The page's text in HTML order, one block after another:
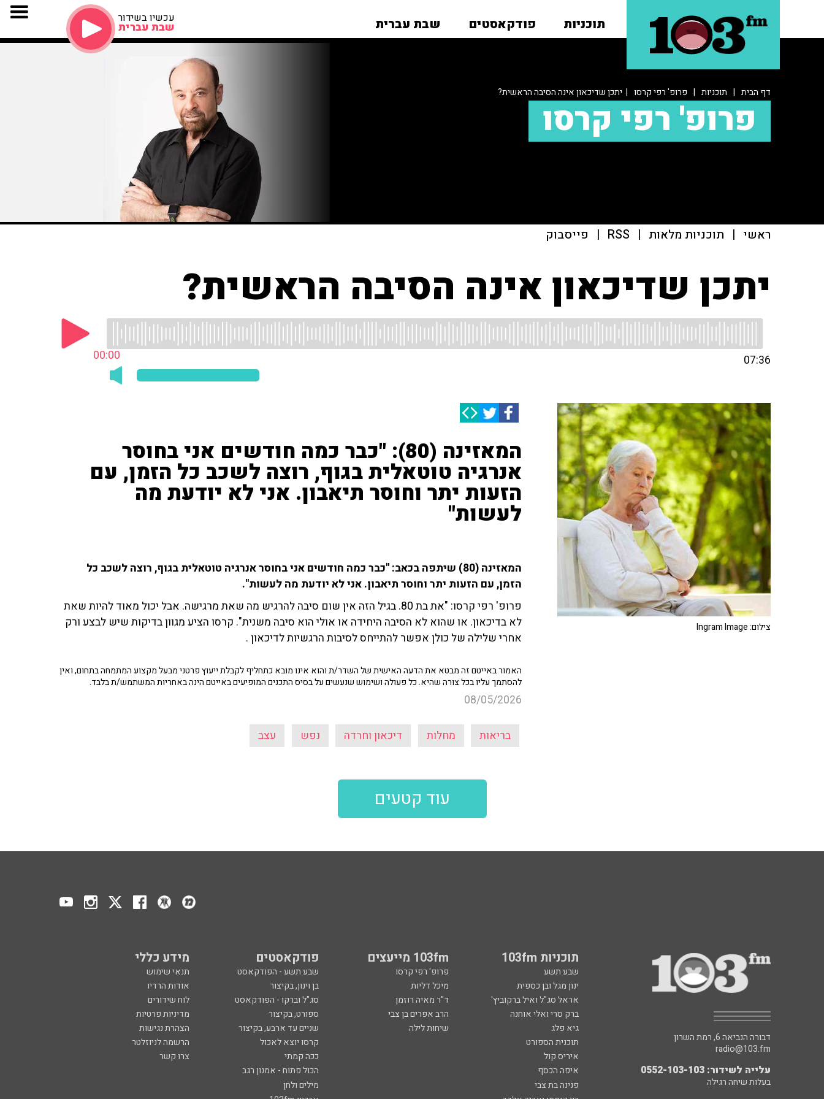
תוכניות פודקאסטים שבת עברית עכשיו בשידור
שבת עברית
דף הבית | תוכניות | פרופ' רפי קרסו | יתכן שדיכאון אינה הסיבה הראשית?
פרופ' רפי קרסו
ראשי | תוכניות מלאות |
RSS
| פייסבוק
יתכן שדיכאון אינה הסיבה הראשית?
00:00 07:36
המאזינה (80): "כבר כמה חודשים אני בחוסר
אנרגיה טוטאלית בגוף, רוצה לשכב כל הזמן, עם
הזעות יתר וחוסר תיאבון. אני לא יודעת מה
לעשות"
המאזינה (80) שיתפה בכאב: "כבר כמה חודשים אני בחוסר אנרגיה טוטאלית בגוף, רוצה לשכב כל
הזמן, עם הזעות יתר וחוסר תיאבון. אני לא יודעת מה לעשות".
פרופ' רפי קרסו: "את בת 80. בגיל הזה אין שום סיבה להרגיש מה שאת מרגישה. אבל יכול מאוד להיות שאת
לא בדיכאון. או שהוא לא הסיבה היחידה או אולי הוא סיבה משנית". קרסו הציע מגוון בדיקות שיש לבצע ורק
אחרי שלילה של כולן אפשר להתייחס לסיבות הרגשיות לדיכאון .
האמור באייטם זה מבטא את הדעה האישית של השדר/ת והוא אינו מובא כתחליף לקבלת ייעוץ פרטני מבעל מקצוע המתמחה בתחום, ואין
להסתמך עליו בכל צורה שהיא. כל פעולה ושימוש שנעשים על בסיס התכנים המופיעים באייטם הינה באחריות המשתמש/ת בלבד.
08/05/2026
בריאות מחלות דיכאון וחרדה נפש עצב
צילום: Ingram Image
עוד קטעים
תוכניות 103fm 103fm מייעצים פודקאסטים מידע כללי
שבע תשע פרופ' רפי קרסו שבע תשע - הפודקאסט
תנאי שימוש
ינון מגל ובן כספית
מיכל דליות בן וינון, בקיצור
אודות הרדיו
אראל סג"ל ואיל ברקוביץ'
ד"ר מאיה רוזמן סג"ל וברקו - הפודקאסט
לוח שידורים
ברק סרי ואלי אוחנה
הרב אפרים בן צבי ספורט, בקיצור
מדיניות פרטיות
גיא פלג
שיחות לילה שניים עד ארבע, בקיצור
הצהרת נגישות
תוכנית הספורט
קרסו יוצא לאכול
הרשמה לניוזלטר
איריס קול
ככה קמתי
צרו קשר
איפה הכסף
הכול פתוח - אמנון רגב
פנינה בת צבי
מילים ולחן
דבורה הנביאה 6, רמת השרון
radio@103.fm
עלייה לשידור: 0552-103-103
בעלות שיחה רגילה